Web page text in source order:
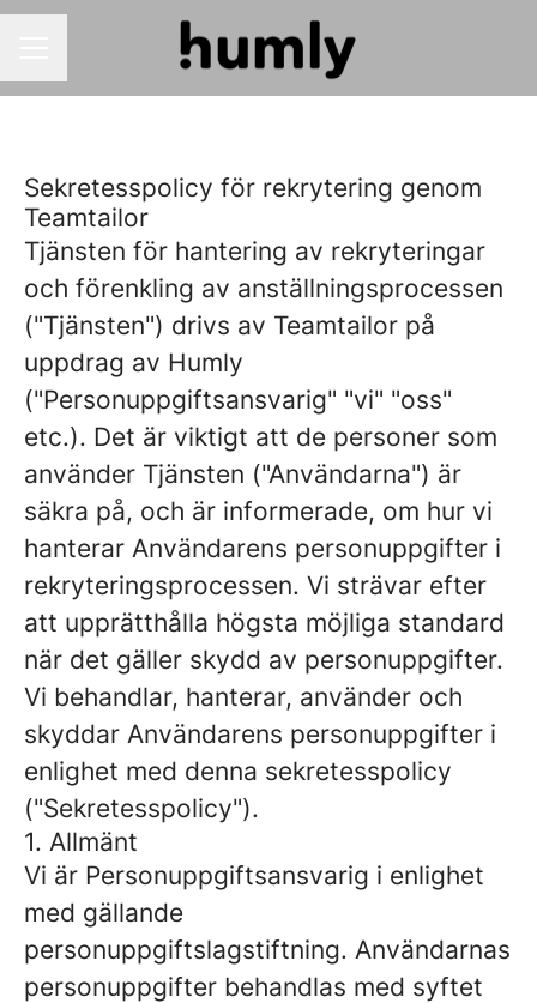
Sekretesspolicy för rekrytering genom
Teamtailor
Tjänsten för hantering av rekryteringar
och förenkling av anställningsprocessen
("Tjänsten") drivs av Teamtailor på
uppdrag av Humly
("Personuppgiftsansvarig" "vi" "oss"
etc.). Det är viktigt att de personer som
använder Tjänsten ("Användarna") är
säkra på, och är informerade, om hur vi
hanterar Användarens personuppgifter i
rekryteringsprocessen. Vi strävar efter
att upprätthålla högsta möjliga standard
när det gäller skydd av personuppgifter.
Vi behandlar, hanterar, använder och
skyddar Användarens personuppgifter i
enlighet med denna sekretesspolicy
("Sekretesspolicy").
1. Allmänt
Vi är Personuppgiftsansvarig i enlighet
med gällande
personuppgiftslagstiftning. Användarnas
personuppgifter behandlas med syftet